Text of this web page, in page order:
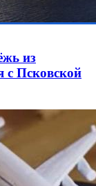
из
с Псковской